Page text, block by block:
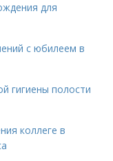
для
с юбилеем в
гигиены полости
коллеге в